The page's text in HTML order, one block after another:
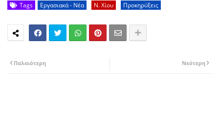
Tags Εργασιακά - Νέα Ν. Χίου Προκηρύξεις
Νεότερη
Παλαιότερη